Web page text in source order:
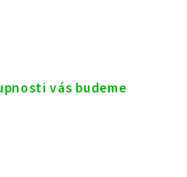
vás budeme